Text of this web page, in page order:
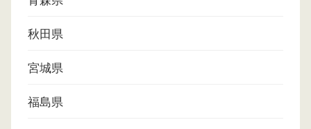
秋田県
宮城県
福島県